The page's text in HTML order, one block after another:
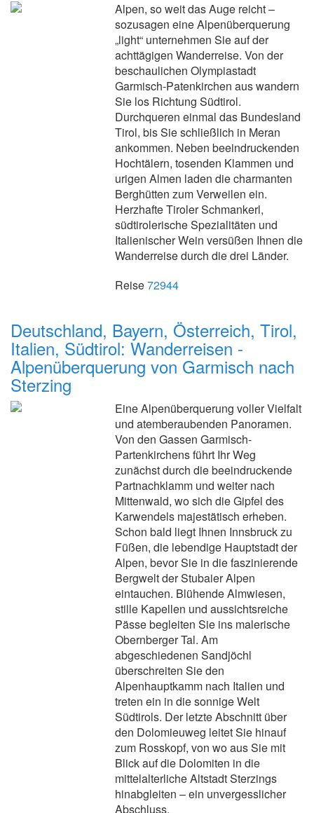
Alpen, so weit das Auge reicht –
sozusagen eine Alpenüberquerung
„light“ unternehmen Sie auf der
achttägigen Wanderreise. Von der
beschaulichen Olympiastadt
Garmisch-Patenkirchen aus wandern
Sie los Richtung Südtirol.
Durchqueren einmal das Bundesland
Tirol, bis Sie schließlich in Meran
ankommen. Neben beeindruckenden
Hochtälern, tosenden Klammen und
urigen Almen laden die charmanten
Berghütten zum Verweilen ein.
Herzhafte Tiroler Schmankerl,
südtirolerische Spezialitäten und
Italienischer Wein versüßen Ihnen die
Wanderreise durch die drei Länder.
Reise72944
Deutschland, Bayern, Österreich, Tirol,
Italien, Südtirol: Wanderreisen -
Alpenüberquerung von Garmisch nach
Sterzing
Eine Alpenüberquerung voller Vielfalt
und atemberaubenden Panoramen.
Von den Gassen Garmisch-
Partenkirchens führt Ihr Weg
zunächst durch die beeindruckende
Partnachklamm und weiter nach
Mittenwald, wo sich die Gipfel des
Karwendels majestätisch erheben.
Schon bald liegt Ihnen Innsbruck zu
Füßen, die lebendige Hauptstadt der
Alpen, bevor Sie in die faszinierende
Bergwelt der Stubaier Alpen
eintauchen. Blühende Almwiesen,
stille Kapellen und aussichtsreiche
Pässe begleiten Sie ins malerische
Obernberger Tal. Am
abgeschiedenen Sandjöchl
überschreiten Sie den
Alpenhauptkamm nach Italien und
treten ein in die sonnige Welt
Südtirols. Der letzte Abschnitt über
den Dolomieuweg leitet Sie hinauf
zum Rosskopf, von wo aus Sie mit
Blick auf die Dolomiten in die
mittelalterliche Altstadt Sterzings
hinabgleiten – ein unvergesslicher
Abschluss.